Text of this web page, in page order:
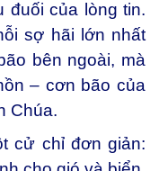
đuối của lòng tin.
sợ hãi lớn nhất
bên ngoài, mà
– cơn bão của
Chúa.
cử chỉ đơn giản: